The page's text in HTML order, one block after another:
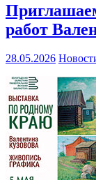
работ
28.05.2026